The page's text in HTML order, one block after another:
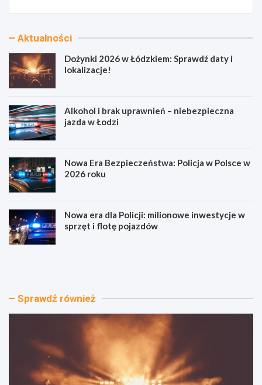
Aktualności
Dożynki 2026 w Łódzkiem: Sprawdź daty i
lokalizacje!
Alkohol i brak uprawnień – niebezpieczna
jazda w Łodzi
Nowa Era Bezpieczeństwa: Policja w Polsce w
2026 roku
Nowa era dla Policji: milionowe inwestycje w
sprzęt i flotę pojazdów
D
k
A
o Sprawdź również